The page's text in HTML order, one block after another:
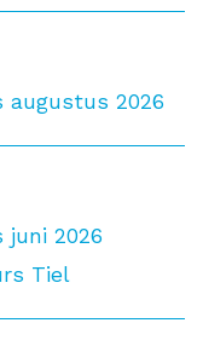
augustus 2026
juni 2026
Tiel